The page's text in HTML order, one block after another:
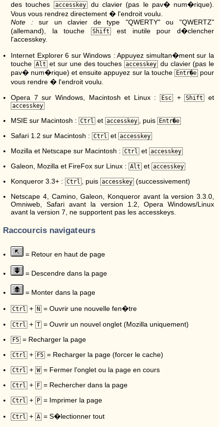
des touches
accesskey
du clavier (pas le pav� num�rique).
Vous vous rendrez directement � l'endroit voulu.
Note :sur un clavier de type "QWERTY" ou "QWERTZ"
(allemand), la touche
Shift
est inutile pour d�clencher
l'accesskey.
Internet Explorer 6 sur Windows : Appuyez simultan�ment sur la
touche Alt et sur une des touches accesskey du clavier (pas le
pav� num�rique) et ensuite appuyez sur la touche
Entr�e pour
vous rendre � l'endroit voulu.
Opera 7 sur Windows, Macintosh et Linux :
Esc + Shift et
accesskey
MSIE sur Macintosh : Ctrl et accesskey , puis Entr�e
Safari 1.2 sur Macintosh : Ctrl et accesskey
Mozilla et Netscape sur Macintosh : Ctrl et accesskey
Galeon, Mozilla et FireFox sur Linux : Alt et accesskey
Konqueror 3.3+ : Ctrl , puis accesskey (successivement)
Netscape 4, Camino, Galeon, Konqueror avant la version 3.3.0,
Omniweb, Safari avant la version 1.2, Opera Windows/Linux
avant la version 7, ne supportent pas les accesskeys.
Raccourcis navigateurs
= Retour en haut de page
= Descendre dans la page
= Monter dans la page
Ctrl + N = Ouvrir une nouvelle fen�tre
Ctrl + T = Ouvrir un nouvel onglet (Mozilla uniquement)
F5 = Recharger la page
Ctrl + F5 = Recharger la page (forcer le cache)
Ctrl + W = Fermer l'onglet ou la page en cours
Ctrl + F = Rechercher dans la page
Ctrl + P = Imprimer la page
Ctrl + A = S�lectionner tout